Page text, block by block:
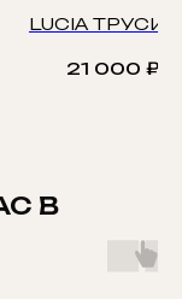
LUCIA
21 000 ₽
В